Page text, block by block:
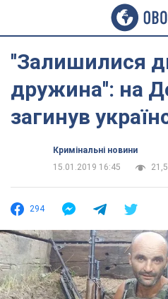
''Залишилися
дружина'': на
загинув
Кримінальні новини
15.01.2019 16:45
294